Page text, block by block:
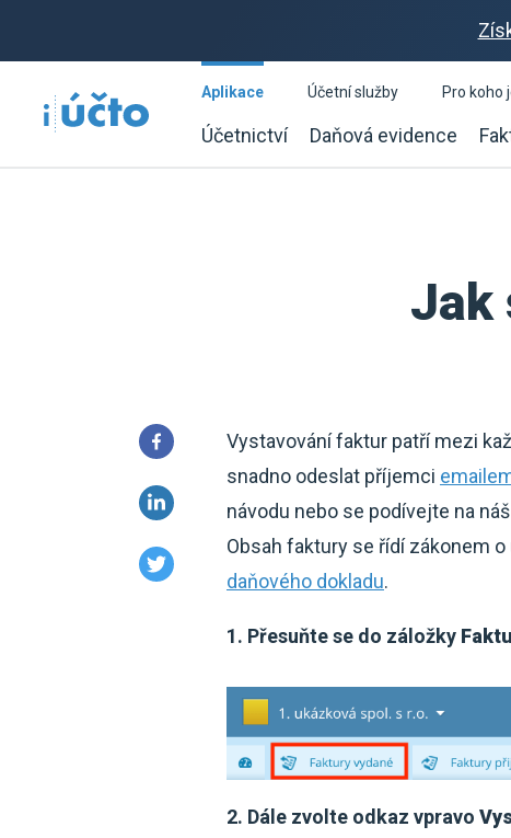
Aplikace
Účetnictví Daňová evidence
Účetní služby
Pro koho
Jak
Vystavování faktur patří mezi
snadno odeslat příjemci
návodu nebo se podívejte na
Obsah faktury se řídí zákonem
daňového dokladu.
1. Přesuňte se do záložky
2. Dále zvolte odkaz vpravo